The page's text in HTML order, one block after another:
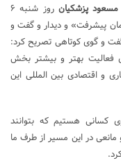
مسعود پزشکیان
روز شنبه ۶
پیشرفت» و دیدار و گفت و
و گوی کوتاهی تصریح کرد:
فعالیت بهتر و بیشتر بخش
و اقتصادی بین المللی این
کسانی هستیم که بتوانند
در این مسیر از طرف ما